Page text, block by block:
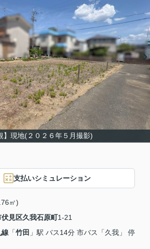
】現地(２０２６年５月撮影)
支払いシミュレーション
㎡)
見区久我石原町1-21
線 「竹田 」駅 バス14分 市バス「久我」 停